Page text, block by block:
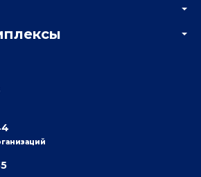
1, 2-й подъезд, 2-й этаж
35Б, корп.2, 5-й этаж